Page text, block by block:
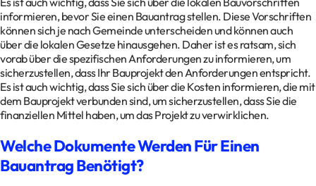
informieren, bevor Sie einen Bauantrag stellen. Diese Vorschriften
können sich je nach Gemeinde unterscheiden und können auch
über die lokalen Gesetze hinausgehen. Daher ist es ratsam, sich
vorab über die spezifischen Anforderungen zu informieren, um
sicherzustellen, dass Ihr Bauprojekt den Anforderungen entspricht.
Es ist auch wichtig, dass Sie sich über die Kosten informieren, die mit
dem Bauprojekt verbunden sind, um sicherzustellen, dass Sie die
finanziellen Mittel haben, um das Projekt zu verwirklichen.
Welche Dokumente Werden Für Einen
Bauantrag Benötigt?